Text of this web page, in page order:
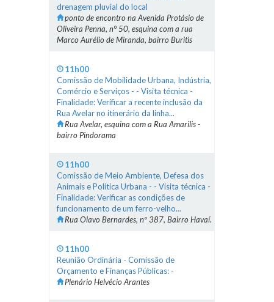
drenagem pluvial do local
ponto de encontro na Avenida Protásio de
Oliveira Penna, n° 50, esquina com a rua
Marco Aurélio de Miranda, bairro Buritis
11h00
Comissão de Mobilidade Urbana, Indústria,
Comércio e Serviços - - Visita técnica -
Finalidade: Verificar a recente inclusão da
Rua Avelar no itinerário da linha...
Rua Avelar, esquina com a Rua Amarilis -
bairro Pindorama
11h00
Comissão de Meio Ambiente, Defesa dos
Animais e Política Urbana - - Visita técnica -
Finalidade: Verificar as condições de
funcionamento de um ferro-velho...
Rua Olavo Bernardes, nº 387, Bairro Havaí.
11h00
Reunião Ordinária - Comissão de
Orçamento e Finanças Públicas: -
Plenário Helvécio Arantes